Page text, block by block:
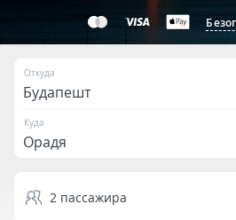
Откуда
Куда
2 пассажира